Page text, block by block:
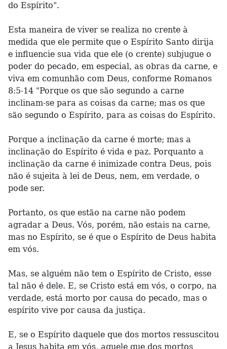
do Espírito".
Esta maneira de viver se realiza no crente à
medida que ele permite que o Espírito Santo dirija
e influencie sua vida que ele (o crente) subjugue o
poder do pecado, em especial, as obras da carne, e
viva em comunhão com Deus, conforme Romanos
8:5-14 "Porque os que são segundo a carne
inclinam-se para as coisas da carne; mas os que
são segundo o Espírito, para as coisas do Espírito.
Porque a inclinação da carne é morte; mas a
inclinação do Espírito é vida e paz. Porquanto a
inclinação da carne é inimizade contra Deus, pois
não é sujeita à lei de Deus, nem, em verdade, o
pode ser.
Portanto, os que estão na carne não podem
agradar a Deus. Vós, porém, não estais na carne,
mas no Espírito, se é que o Espírito de Deus habita
em vós.
Mas, se alguém não tem o Espírito de Cristo, esse
tal não é dele. E, se Cristo está em vós, o corpo, na
verdade, está morto por causa do pecado, mas o
espírito vive por causa da justiça.
E, se o Espírito daquele que dos mortos ressuscitou
a Jesus habita em vós, aquele que dos mortos